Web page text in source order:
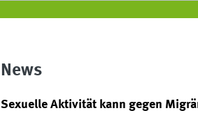
News
Sexuelle Aktivität kann gegen